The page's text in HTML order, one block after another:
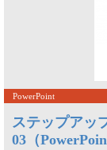
PowerPoint
ステップアッ
03（